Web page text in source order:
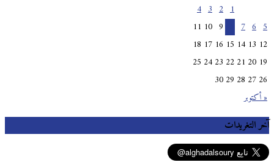
« أكتوبر
10
11
12
13
14
15
16
17
18
19
20
21
22
23
24
25
26
27
28
29
30
آخر التغريدات